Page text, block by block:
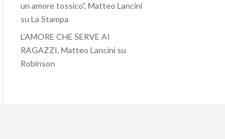
un amore tossico”, Matteo Lancini
su La Stampa
L’AMORE CHE SERVE AI
RAGAZZI, Matteo Lancini su
Robinson